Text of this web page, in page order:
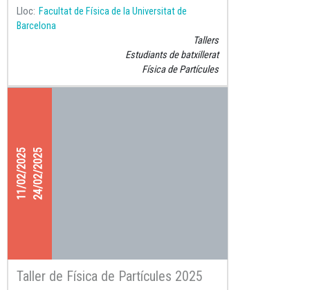
Lloc Facultat de Física de la Universitat de
Barcelona
Tallers
Estudiants de batxillerat
Física de Partícules
11/02/202524/02/2025
Taller de Física de Partícules 2025